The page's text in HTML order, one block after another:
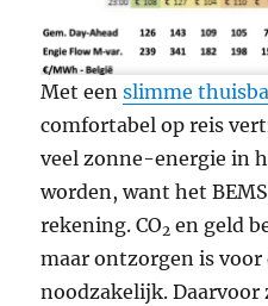
Met eenslimme
comfortabel op reis
veel zonne-energie in
worden, want het
rekening. CO2 en geld
maar ontzorgen is voor
noodzakelijk. Daarvoor